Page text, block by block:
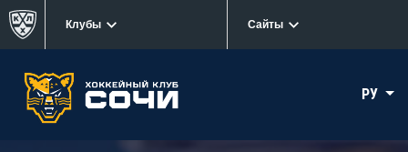
Клубы Сайты
РУ